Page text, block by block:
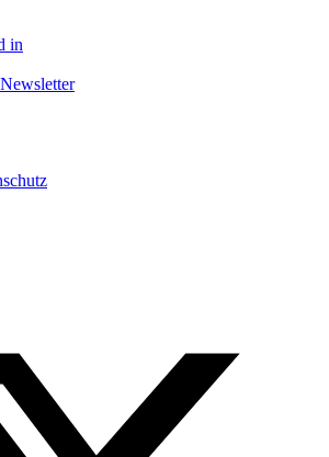
in